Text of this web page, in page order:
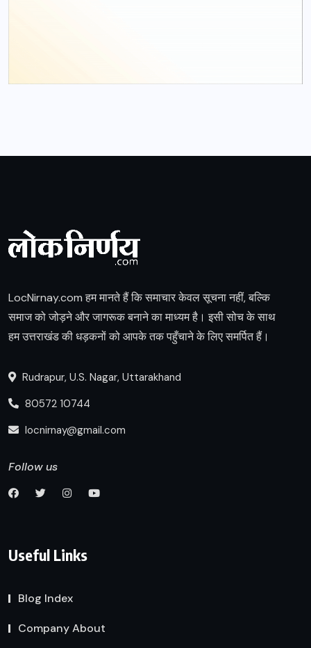
LocNirnay.com हम मानते हैं कि समाचार केवल सूचना नहीं, बल्कि
समाज को जोड़ने और जागरूक बनाने का माध्यम है। इसी सोच के साथ
हम उत्तराखंड की धड़कनों को आपके तक पहुँचाने के लिए समर्पित हैं।
Rudrapur, U.S. Nagar, Uttarakhand
80572 10744
locnirnay@gmail.com
Follow us
Useful Links
Blog Index
Company About